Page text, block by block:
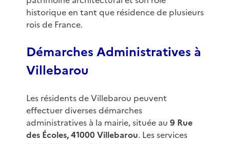
historique en tant que résidence de plusieurs
rois de France.
Démarches Administratives à
Villebarou
Les résidents de Villebarou peuvent
effectuer diverses démarches
administratives à la mairie, située au 9 Rue
des Écoles, 41000 Villebarou. Les services